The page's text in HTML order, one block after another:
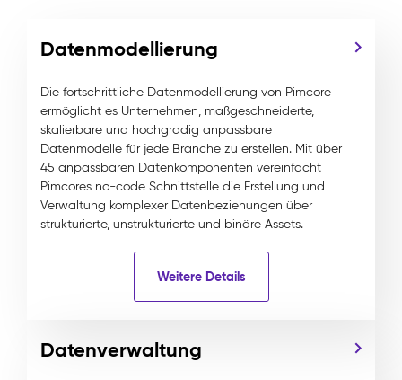
Datenmodellierung
Die fortschrittliche Datenmodellierung von Pimcore
ermöglicht es Unternehmen, maßgeschneiderte,
skalierbare und hochgradig anpassbare
Datenmodelle für jede Branche zu erstellen. Mit über
45 anpassbaren Datenkomponenten vereinfacht
Pimcores no-code Schnittstelle die Erstellung und
Verwaltung komplexer Datenbeziehungen über
strukturierte, unstrukturierte und binäre Assets.
Weitere Details
Datenverwaltung